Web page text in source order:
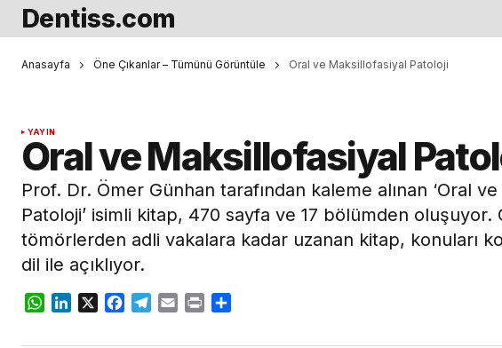
Dentiss.com
Anasayfa Öne Çıkanlar – Tümünü Görüntüle Oral ve Maksillofasiyal Patoloji
YAYIN
Oral ve Maksillofasiyal
Prof. Dr. Ömer Günhan tarafından kaleme alınan ‘Oral
Patoloji’ isimli kitap, 470 sayfa ve 17 bölümden oluşuyor.
tömörlerden adli vakalara kadar uzanan kitap, konuları
dil ile açıklıyor.
WhatsApp
LinkedIn
X Facebook
Telegram
Email Print